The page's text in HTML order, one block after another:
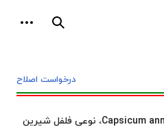
جستجو
درخواست اصلاح
فلفل دلمه‌ ای، با نام علمی Capsicum annuum، نوعی فلفل شیرین